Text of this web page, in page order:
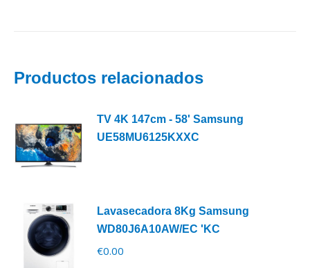
Productos relacionados
TV 4K 147cm - 58' Samsung
UE58MU6125KXXC
Lavasecadora 8Kg Samsung
WD80J6A10AW/EC 'KC
€0.00